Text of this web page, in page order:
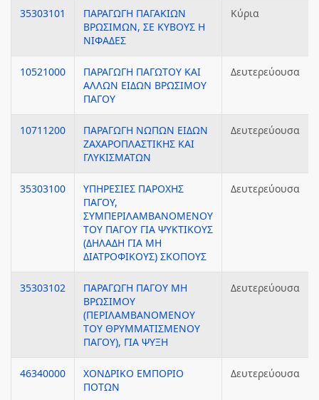
35303101
ΠΑΡΑΓΩΓΗ ΠΑΓΑΚΙΩΝ
ΒΡΩΣΙΜΩΝ, ΣΕ ΚΥΒΟΥΣ Η
ΝΙΦΑΔΕΣ
Κύρια
10521000
ΠΑΡΑΓΩΓΗ ΠΑΓΩΤΟΥ ΚΑΙ
ΑΛΛΩΝ ΕΙΔΩΝ ΒΡΩΣΙΜΟΥ
ΠΑΓΟΥ
Δευτερεύουσα
10711200
ΠΑΡΑΓΩΓΗ ΝΩΠΩΝ ΕΙΔΩΝ
ΖΑΧΑΡΟΠΛΑΣΤΙΚΗΣ ΚΑΙ
ΓΛΥΚΙΣΜΑΤΩΝ
Δευτερεύουσα
35303100
ΥΠΗΡΕΣΙΕΣ ΠΑΡΟΧΗΣ
ΠΑΓΟΥ,
ΣΥΜΠΕΡΙΛΑΜΒΑΝΟΜΕΝΟΥ
ΤΟΥ ΠΑΓΟΥ ΓΙΑ ΨΥΚΤΙΚΟΥΣ
(ΔΗΛΑΔΗ ΓΙΑ ΜΗ
ΔΙΑΤΡΟΦΙΚΟΥΣ) ΣΚΟΠΟΥΣ
Δευτερεύουσα
35303102
ΠΑΡΑΓΩΓΗ ΠΑΓΟΥ ΜΗ
ΒΡΩΣΙΜΟΥ
(ΠΕΡΙΛΑΜΒΑΝΟΜΕΝΟΥ
ΤΟΥ ΘΡΥΜΜΑΤΙΣΜΕΝΟΥ
ΠΑΓΟΥ), ΓΙΑ ΨΥΞΗ
Δευτερεύουσα
46340000
ΧΟΝΔΡΙΚΟ ΕΜΠΟΡΙΟ
ΠΟΤΩΝ
Δευτερεύουσα